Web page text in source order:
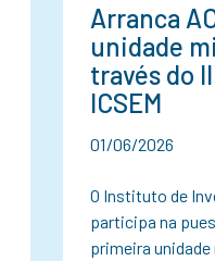
Arranca
unidade
través do
ICSEM
01/06/2026
O Instituto de
participa na
primeira